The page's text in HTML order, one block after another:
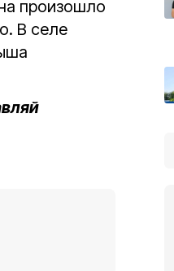
произошло
В селе